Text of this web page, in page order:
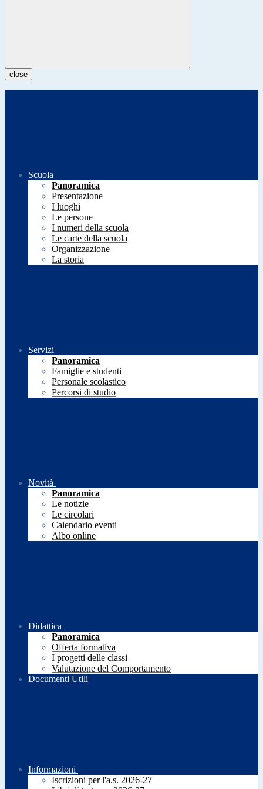
close
Scuola
Panoramica
Presentazione
I luoghi
Le persone
I numeri della scuola
Le carte della scuola
Organizzazione
La storia
Servizi
Panoramica
Famiglie e studenti
Personale scolastico
Percorsi di studio
Novità
Panoramica
Le notizie
Le circolari
Calendario eventi
Albo online
Didattica
Panoramica
Offerta formativa
I progetti delle classi
Valutazione del Comportamento
Documenti Utili
Informazioni
Iscrizioni per l'a.s. 2026-27